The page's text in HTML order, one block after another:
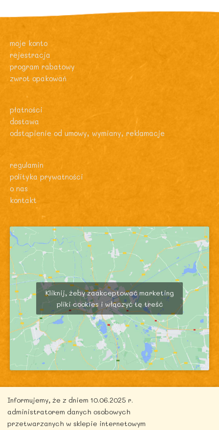
moje konto
rejestracja
program rabatowy
zwrot opakowań
płatności
dostawa
odstąpienie od umowy, wymiany, reklamacje
regulamin
polityka prywatności
o nas
kontakt
Kliknij, żeby zaakceptować marketing
pliki cookies i włączyć tę treść
Copyright © 2026 zdrowytydzien.pl | Powered by
Informujemy, że z dniem 10.06.2025 r.
administratorem danych osobowych
przetwarzanych w sklepie internetowym